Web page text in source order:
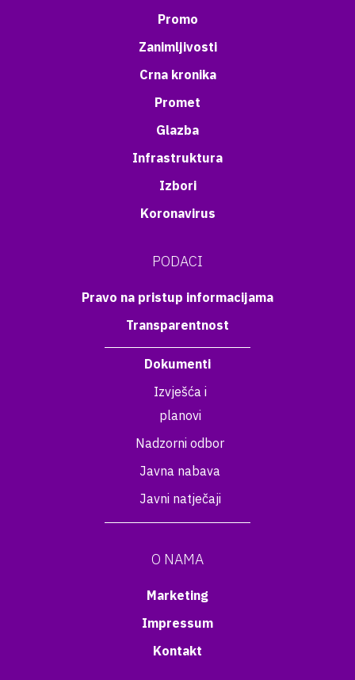
Promo
Zanimljivosti
Crna kronika
Promet
Glazba
Infrastruktura
Izbori
Koronavirus
PODACI
Pravo na pristup informacijama
Transparentnost
Dokumenti
Izvješća i
planovi
Nadzorni odbor
Javna nabava
Javni natječaji
O NAMA
Marketing
Impressum
Kontakt